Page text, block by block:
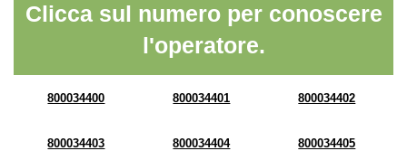
Clicca sul numero per conoscere
l'operatore.
800034400 800034401 800034402
800034403 800034404 800034405